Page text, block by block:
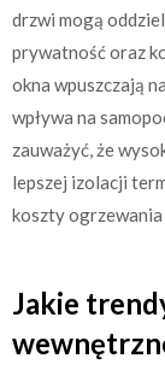
drzwi mogą
prywatność oraz
okna wpuszczają
wpływa na
zauważyć, że
lepszej izolacji
koszty ogrzewania
Jakie